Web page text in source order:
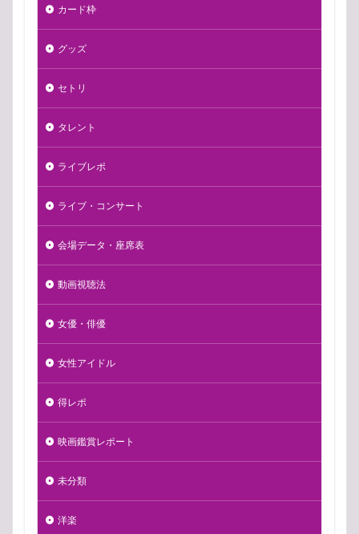
カード枠
グッズ
セトリ
タレント
ライブレポ
ライブ・コンサート
会場データ・座席表
動画視聴法
女優・俳優
女性アイドル
得レポ
映画鑑賞レポート
未分類
洋楽